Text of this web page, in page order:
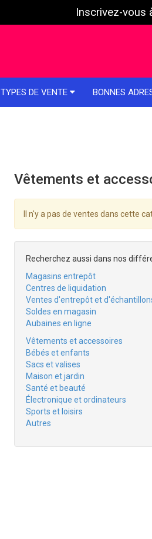
Inscrivez-vous
TYPES DE VENTE BONNES
Vêtements et
Il n'y a pas de ventes dans cette
Recherchez aussi dans nos
Magasins entrepôt
Centres de liquidation
Ventes d'entrepôt et
Soldes en magasin
Aubaines en ligne
Vêtements et accessoires
Bébés et enfants
Sacs et valises
Maison et jardin
Santé et beauté
Électronique et ordinateurs
Sports et loisirs
Autres